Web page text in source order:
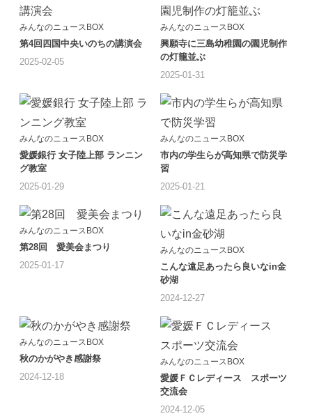
みんなのニュースBOX
第4回四国中央いのちの講演会
2025-02-05
みんなのニュースBOX
興願寺に三島幼稚園の園児制作
の灯籠並ぶ
2025-01-31
みんなのニュースBOX
愛媛銀行 女子陸上部 ランニン
グ教室
2025-01-29
みんなのニュースBOX
市内の学生らが高知県で防災学
習
2025-01-21
みんなのニュースBOX
第28回 愛美会まつり
2025-01-17
みんなのニュースBOX
こんな遠足あったら良いなin金
砂湖
2024-12-27
みんなのニュースBOX
秋のかがやき感謝祭
2024-12-18
みんなのニュースBOX
愛媛ＦＣレディース スポーツ
交流会
2024-12-05